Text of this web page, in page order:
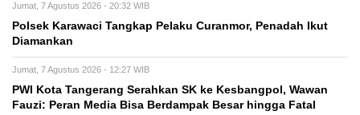
Jumat, 7 Agustus 2026 - 20:32 WIB
Polsek Karawaci Tangkap Pelaku Curanmor, Penadah Ikut
Diamankan
Jumat, 7 Agustus 2026 - 12:27 WIB
PWI Kota Tangerang Serahkan SK ke Kesbangpol, Wawan
Fauzi: Peran Media Bisa Berdampak Besar hingga Fatal